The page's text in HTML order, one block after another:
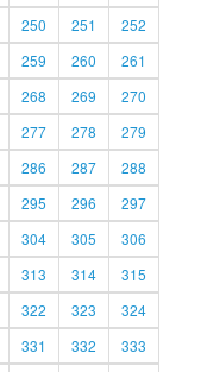
250 251
252
259 260
261
268 269
270
277 278
279
286 287
288
295 296
297
304 305
306
313 314
315
322 323
324
331 332
333